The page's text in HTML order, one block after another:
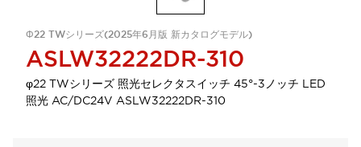
Φ22 TWシリーズ(2025年6月版 新カタログモデル)
ASLW32222DR-310
φ22 TWシリーズ 照光セレクタスイッチ 45°-3ノッチ LED
照光 AC/DC24V ASLW32222DR-310